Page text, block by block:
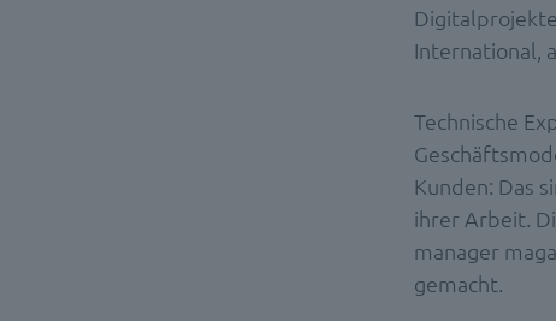
International,
Technische
Kunden: Das
ihrer Arbeit.
manager
gemacht.